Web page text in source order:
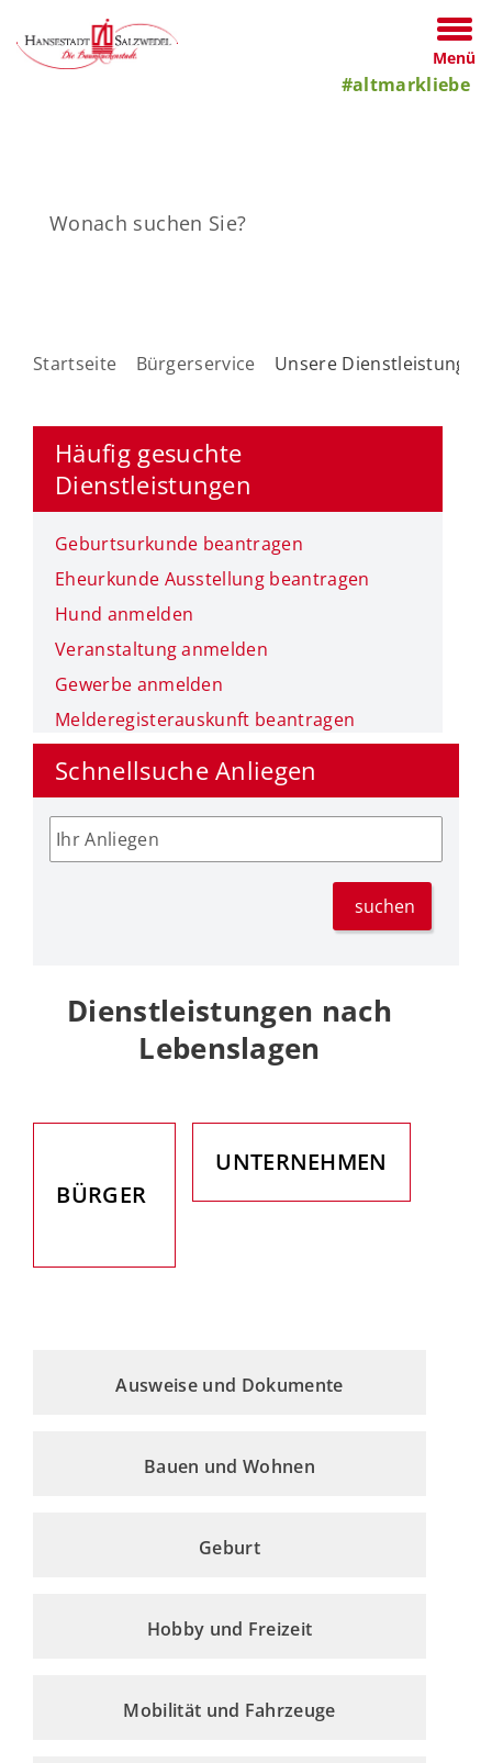
Menü
#altmarkliebe
Startseite Bürgerservice Unsere Dienstleistungen
Häufig gesuchte
Dienstleistungen
Geburtsurkunde beantragen
Eheurkunde Ausstellung beantragen
Hund anmelden
Veranstaltung anmelden
Gewerbe anmelden
Melderegisterauskunft beantragen
Schnellsuche Anliegen
suchen
Dienstleistungen nach
Lebenslagen
BÜRGER
UNTERNEHMEN
Ausweise und Dokumente
Bauen und Wohnen
Geburt
Hobby und Freizeit
Mobilität und Fahrzeuge